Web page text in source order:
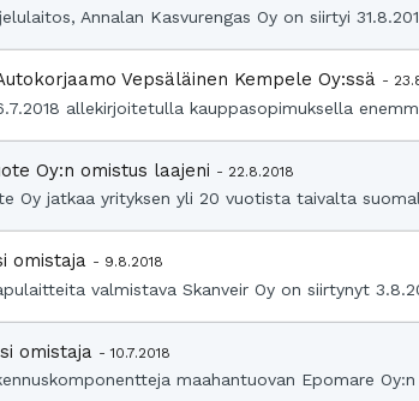
Annalan Kasvurengas Oy on siirtyi
Vepsäläinen Kempele Oy:ssä -
allekirjoitetulla kauppasopimuksella
Oy:n omistus laajeni - 22.8.2018
Oy jatkaa yrityksen yli 20 vuotista taivalta
omistaja - 9.8.2018
valmistava Skanveir Oy on siirtynyt
omistaja - 10.7.2018
maahantuovan Epomare